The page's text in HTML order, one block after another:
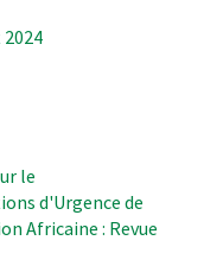
le
d'Urgence de
Africaine : Revue